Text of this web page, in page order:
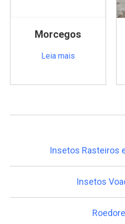
Morcegos
Leia mais
Insetos Rasteiros
Insetos